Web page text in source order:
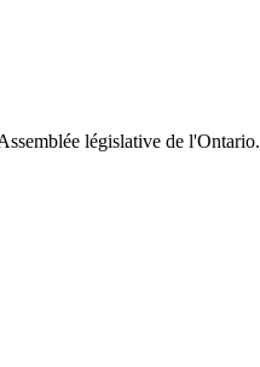
législative de l'Ontario.